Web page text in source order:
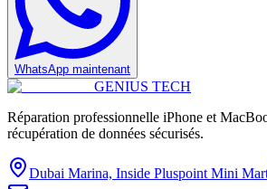
WhatsApp maintenant
GENIUS TECH
Réparation professionnelle iPhone et
récupération de données sécurisés.
Dubai Marina, Inside Pluspoint Mini